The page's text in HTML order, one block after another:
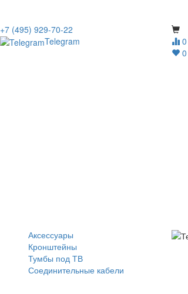
0
0
+7 (495) 929-70-22
Telegram
Аксессуары
Кронштейны
Тумбы под ТВ
Соединительные кабели